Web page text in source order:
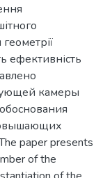
ефективність
камеры
paper presents
of the